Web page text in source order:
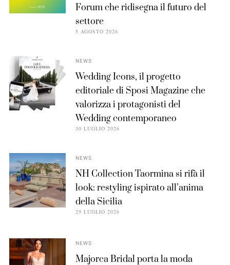
Forum che ridisegna il futuro del
settore
5 AGOSTO 2026
NEWS
Wedding Icons, il progetto
editoriale di Sposi Magazine che
valorizza i protagonisti del
Wedding contemporaneo
30 LUGLIO 2026
NEWS
NH Collection Taormina si rifà il
look: restyling ispirato all’anima
della Sicilia
29 LUGLIO 2026
NEWS
Majorca Bridal porta la moda